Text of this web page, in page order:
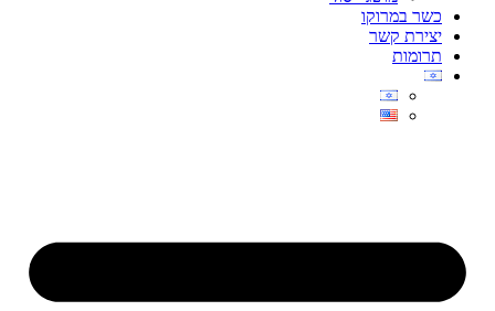
כשר במרוקו
יצירת קשר
תרומות